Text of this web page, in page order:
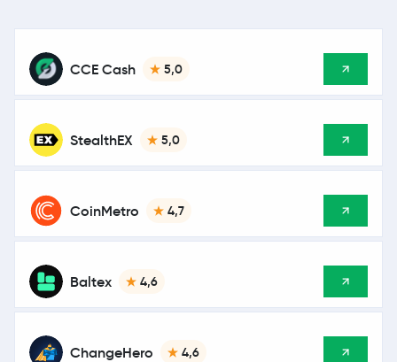
CCE Cash 5,0
StealthEX 5,0
CoinMetro 4,7
Baltex 4,6
ChangeHero 4,6